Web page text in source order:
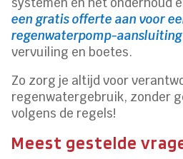
een gratis offerte aan voor
regenwaterpomp-aansluiting
vervuiling en boetes.
Zo zorg je altijd voor
regenwatergebruik, zonder
volgens de regels!
Meest gestelde